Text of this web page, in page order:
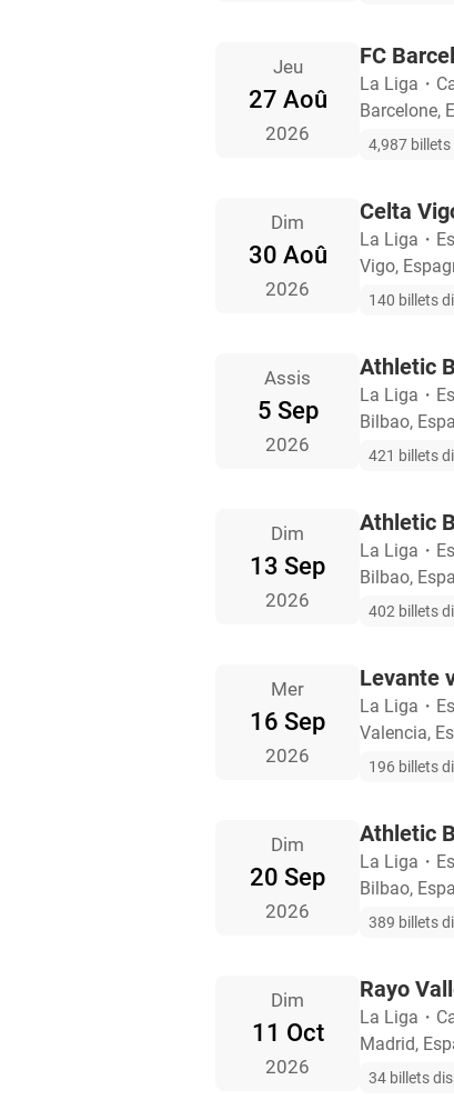
Jeu
27 Aoû
2026
FC
La Liga ・
Barcelone,
4,987
Dim
30 Aoû
2026
Celta
La Liga ・
Vigo,
140 billets
Assis
5 Sep
2026
Athletic
La Liga ・
Bilbao,
421 billets
Dim
13 Sep
2026
Athletic
La Liga ・
Bilbao,
402 billets
Mer
16 Sep
2026
Levante
La Liga ・
Valencia,
196 billets
Dim
20 Sep
2026
Athletic
La Liga ・
Bilbao,
389 billets
Dim
11 Oct
2026
Rayo
La Liga ・
Madrid,
34 billets